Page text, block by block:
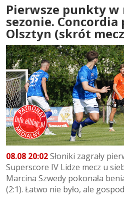
Pierwsze punkty w
sezonie. Concordia
Olsztyn (skrót
08.08 20:02Słoniki zagrały
Superscore IV Lidze mecz u
Marcina Szwedy pokonała
(2:1). Łatwo nie było, ale